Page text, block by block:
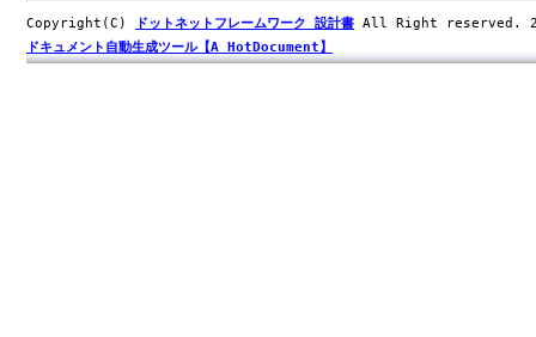
Copyright(C) ドットネットフレームワーク 設計書 All Right reserved.
ドキュメント自動生成ツール【A HotDocument】